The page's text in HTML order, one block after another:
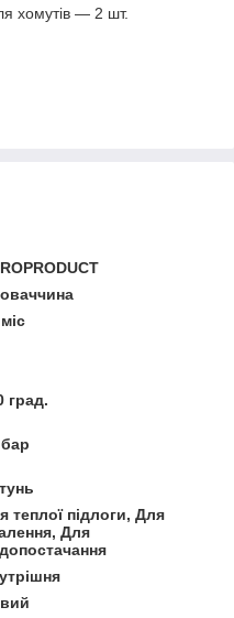
хомутів — 2 шт.
град.
теплої підлоги, Для
Для